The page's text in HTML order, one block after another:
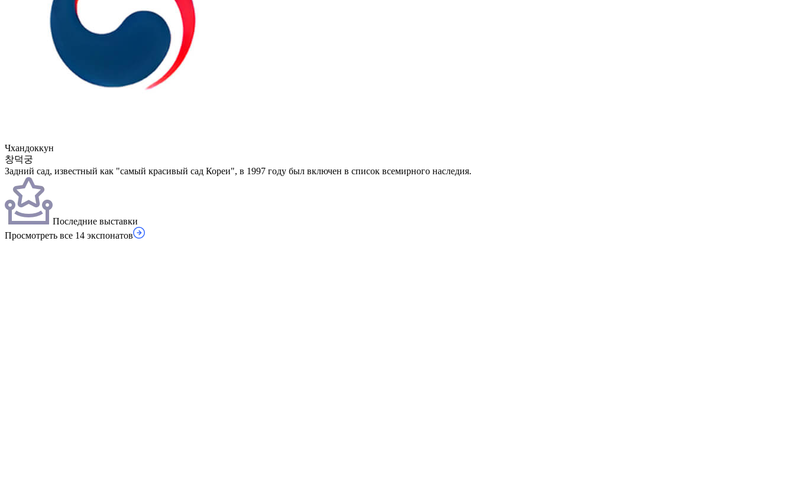
Чхандоккун
창덕궁
Задний сад, известный как "самый красивый сад Кореи", в 1997 году был включен в список всемирного наследия.
Последние выставки
Просмотреть все 14 экспонатов